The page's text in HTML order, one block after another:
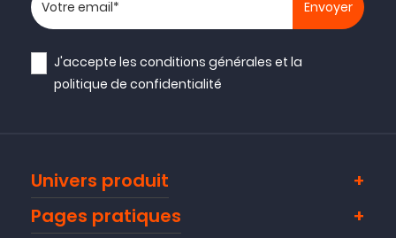
J'accepte lesconditions générales et la
politique de confidentialité
Univers produit
Pages pratiques